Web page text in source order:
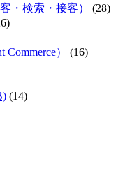
・検索・接客）
(28)
）
(16)
(14)